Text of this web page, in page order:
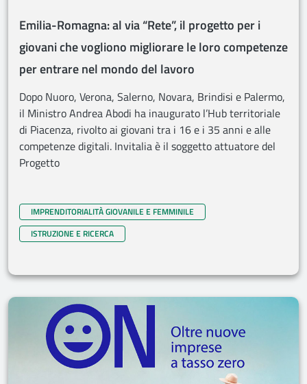
Emilia-Romagna: al via “Rete”, il progetto per i
giovani che vogliono migliorare le loro competenze
per entrare nel mondo del lavoro
Dopo Nuoro, Verona, Salerno, Novara, Brindisi e Palermo,
il Ministro Andrea Abodi ha inaugurato l’Hub territoriale
di Piacenza, rivolto ai giovani tra i 16 e i 35 anni e alle
competenze digitali. Invitalia è il soggetto attuatore del
Progetto
IMPRENDITORIALITÀ GIOVANILE E FEMMINILE
ISTRUZIONE E RICERCA